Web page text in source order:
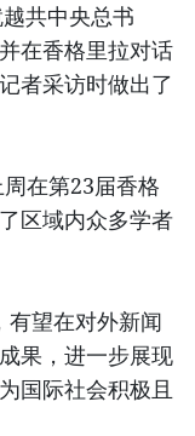
共中央总书
在香格里拉对话
者采访时做出了
在第23届香格
区域内众多学者
有望在对外新闻
果，进一步展现
国际社会积极且